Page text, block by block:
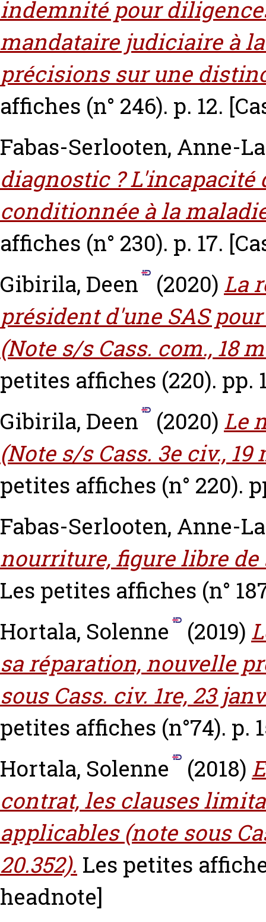
indemnité pour
mandataire judiciaire à
précisions sur une
affiches (n° 246). p. 12.
Fabas-Serlooten, Anne-
diagnostic ?
conditionnée à la
affiches (n° 230). p. 17.
Gibirila, Deen
(2020) La
président d'une SAS
(Note s/s Cass. com., 18
petites affiches (220). pp.
Gibirila, Deen
(2020) Le
(Note s/s Cass. 3e civ., 19
petites affiches (n° 220).
Fabas-Serlooten, Anne-
nourriture, figure libre de
Les petites affiches (n°
Hortala, Solenne
(2019)
sa réparation, nouvelle
sous Cass. civ. 1re, 23
petites affiches (n°74). p.
Hortala, Solenne
(2018)
contrat, les clauses
applicables (note sous
20.352). Les petites
headnote]